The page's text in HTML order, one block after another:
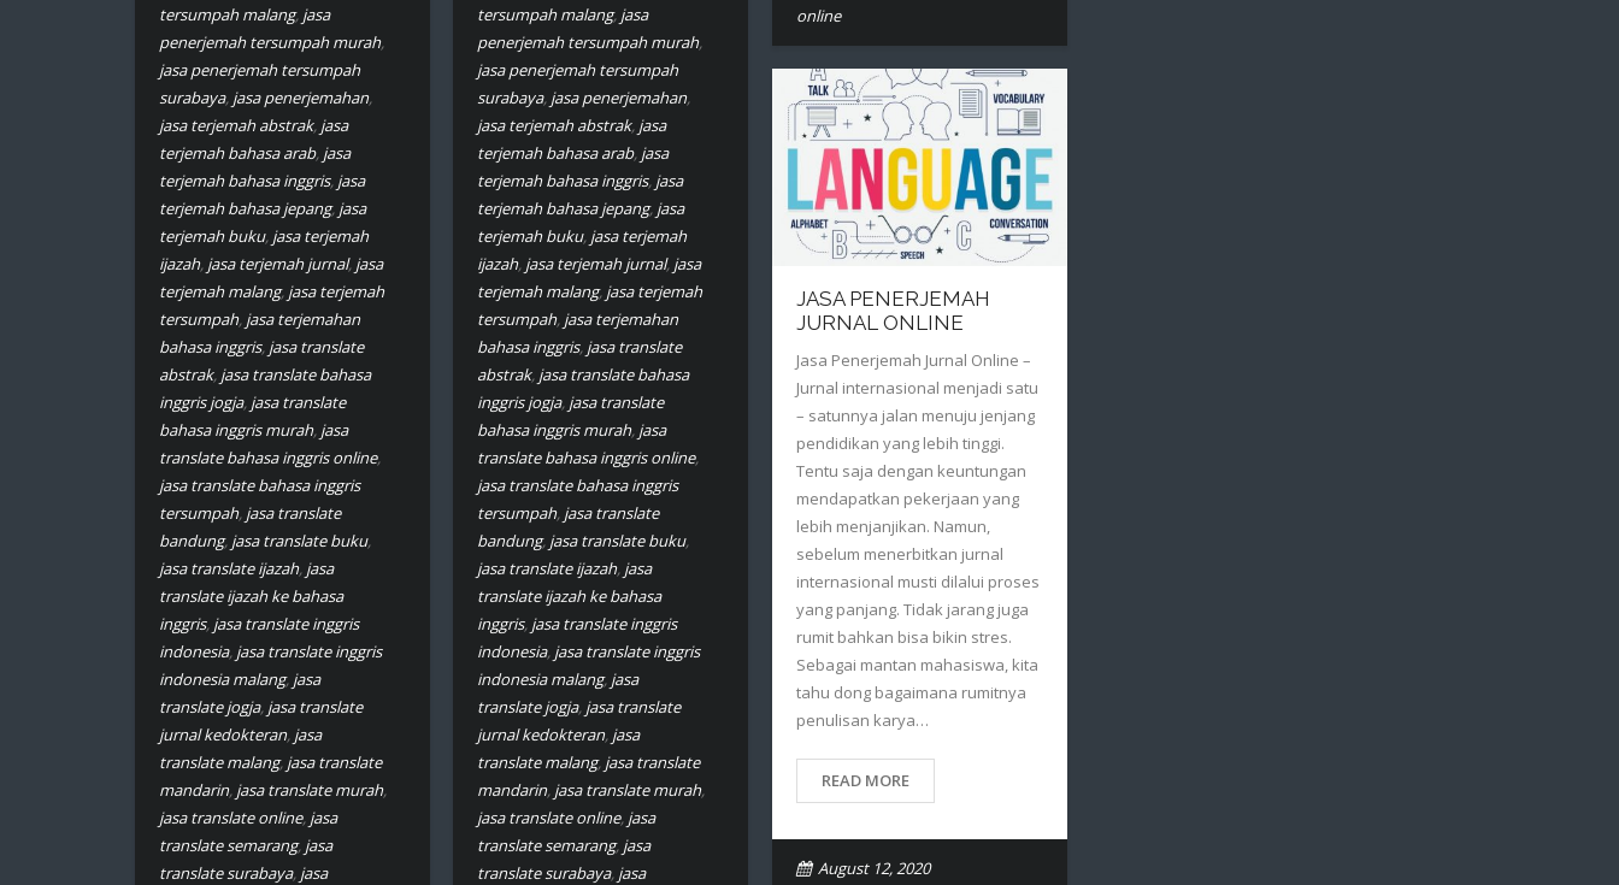
tersumpah malang, jasa
penerjemah tersumpah murah,
jasa penerjemah tersumpah
surabaya, jasa penerjemahan,
jasa terjemah abstrak, jasa
terjemah bahasa arab, jasa
terjemah bahasa inggris, jasa
terjemah bahasa jepang, jasa
terjemah buku, jasa terjemah
ijazah, jasa terjemah jurnal, jasa
terjemah malang, jasa terjemah
tersumpah, jasa terjemahan
bahasa inggris, jasa translate
abstrak, jasa translate bahasa
inggris jogja, jasa translate
bahasa inggris murah, jasa
translate bahasa inggris online,
jasa translate bahasa inggris
tersumpah, jasa translate
bandung, jasa translate buku,
jasa translate ijazah, jasa
translate ijazah ke bahasa
inggris, jasa translate inggris
indonesia, jasa translate inggris
indonesia malang, jasa
translate jogja, jasa translate
jurnal kedokteran, jasa
translate malang, jasa translate
mandarin, jasa translate murah,
jasa translate online, jasa
translate semarang, jasa
translate surabaya, jasa
tersumpah malang, jasa
penerjemah tersumpah murah,
jasa penerjemah tersumpah
surabaya, jasa penerjemahan,
jasa terjemah abstrak, jasa
terjemah bahasa arab, jasa
terjemah bahasa inggris, jasa
terjemah bahasa jepang, jasa
terjemah buku, jasa terjemah
ijazah, jasa terjemah jurnal, jasa
terjemah malang, jasa terjemah
tersumpah, jasa terjemahan
bahasa inggris, jasa translate
abstrak, jasa translate bahasa
inggris jogja, jasa translate
bahasa inggris murah, jasa
translate bahasa inggris online,
jasa translate bahasa inggris
tersumpah, jasa translate
bandung, jasa translate buku,
jasa translate ijazah, jasa
translate ijazah ke bahasa
inggris, jasa translate inggris
indonesia, jasa translate inggris
indonesia malang, jasa
translate jogja, jasa translate
jurnal kedokteran, jasa
translate malang, jasa translate
mandarin, jasa translate murah,
jasa translate online, jasa
translate semarang, jasa
translate surabaya, jasa
online
JASA PENERJEMAH
JURNAL ONLINE
Jasa Penerjemah Jurnal Online –
Jurnal internasional menjadi satu
– satunnya jalan menuju jenjang
pendidikan yang lebih tinggi.
Tentu saja dengan keuntungan
mendapatkan pekerjaan yang
lebih menjanjikan. Namun,
sebelum menerbitkan jurnal
internasional musti dilalui proses
yang panjang. Tidak jarang juga
rumit bahkan bisa bikin stres.
Sebagai mantan mahasiswa, kita
tahu dong bagaimana rumitnya
penulisan karya…
READ MORE
August 12, 2020